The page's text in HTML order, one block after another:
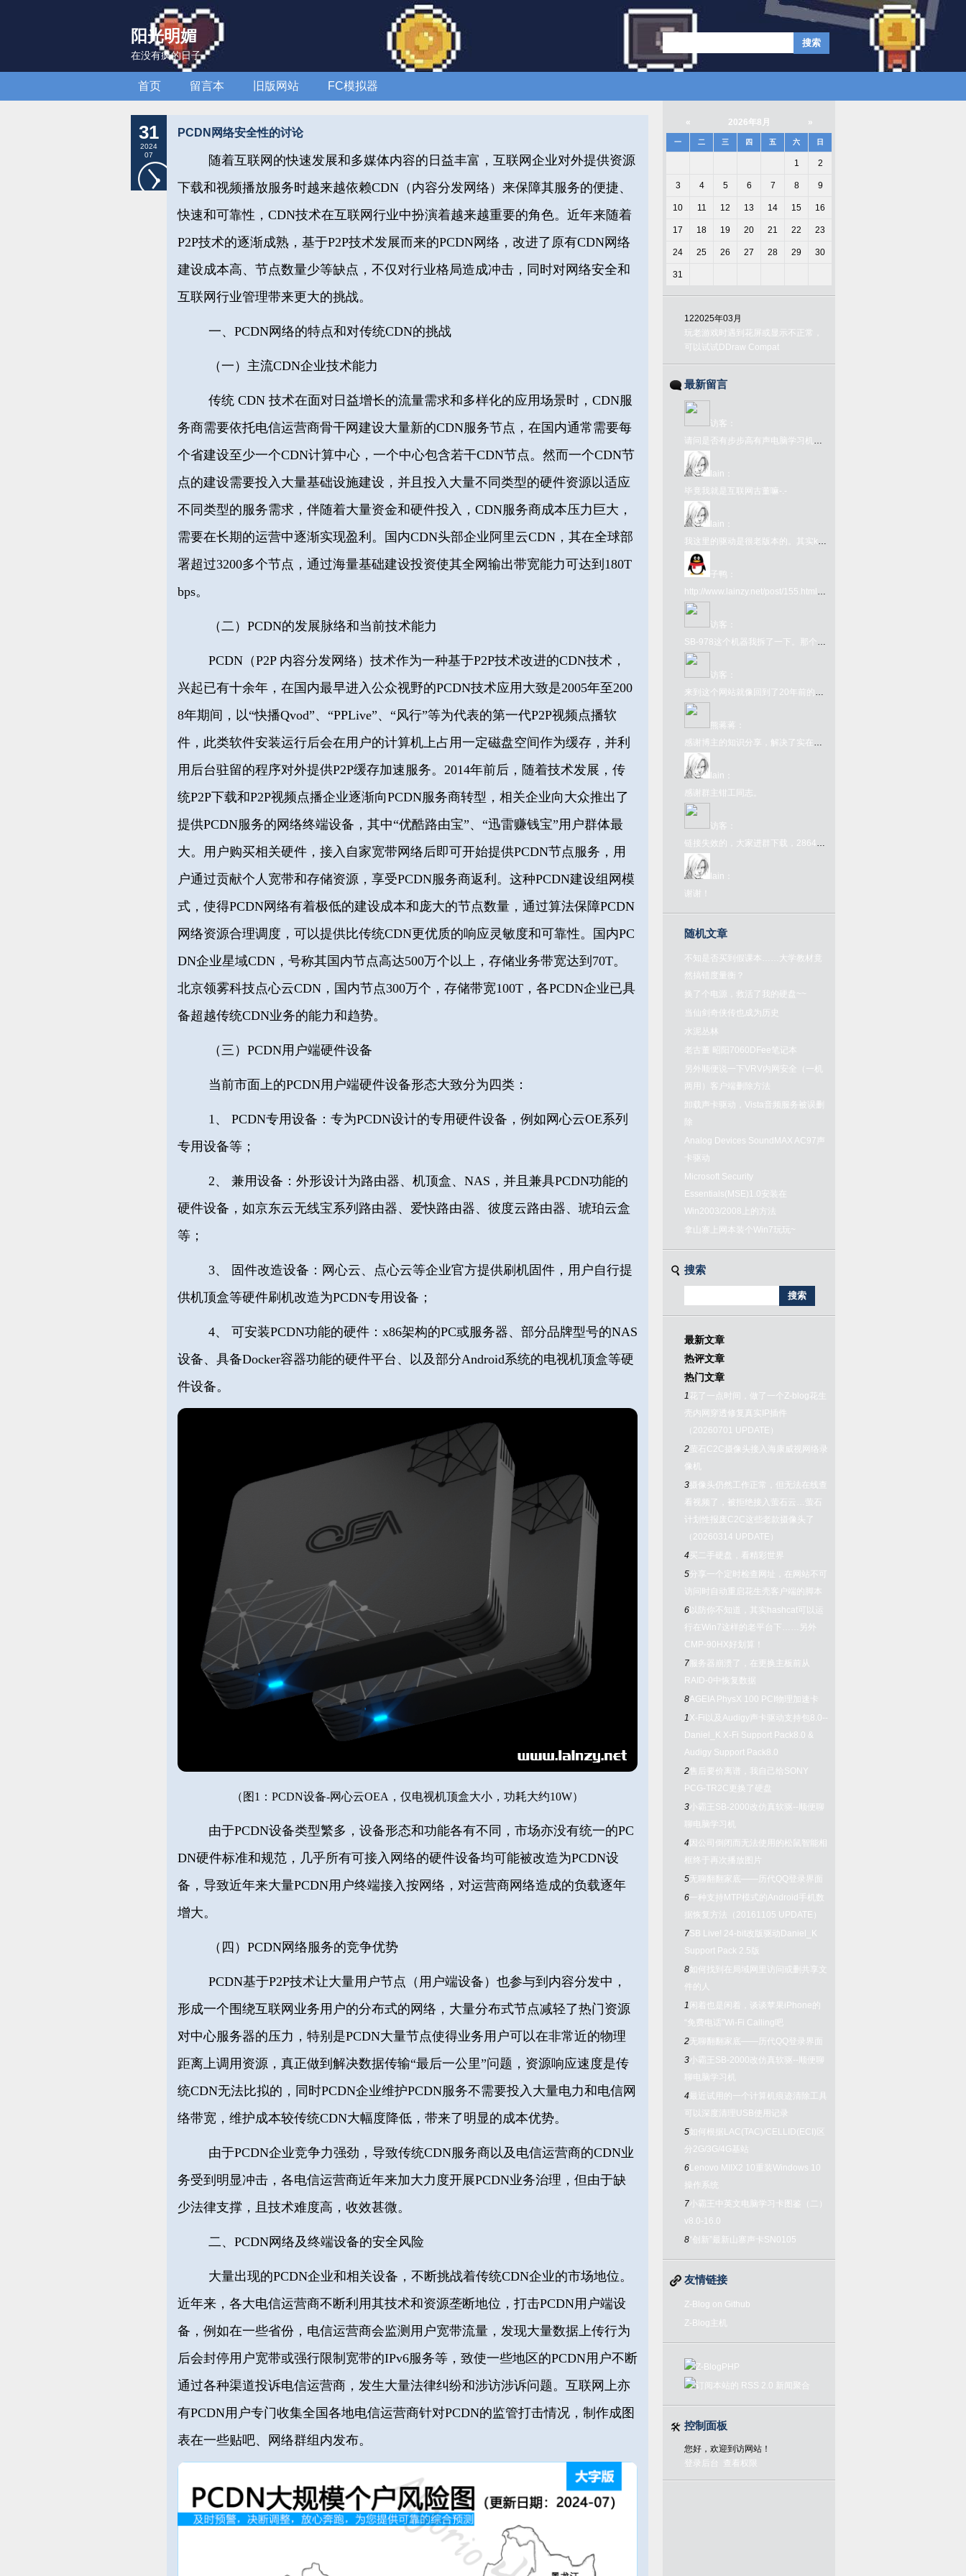
阳光明媚
在没有疯的日子
首页 留言本 旧版网站 FC模拟器
31
2024
07
PCDN网络安全性的讨论
随着互联网的快速发展和多媒体内容的日益丰富，互联网企业对外提供资源
下载和视频播放服务时越来越依赖CDN（内容分发网络）来保障其服务的便捷、
快速和可靠性，CDN技术在互联网行业中扮演着越来越重要的角色。近年来随着
P2P技术的逐渐成熟，基于P2P技术发展而来的PCDN网络，改进了原有CDN网络
建设成本高、节点数量少等缺点，不仅对行业格局造成冲击，同时对网络安全和
互联网行业管理带来更大的挑战。
一、PCDN网络的特点和对传统CDN的挑战
（一）主流CDN企业技术能力
传统 CDN 技术在面对日益增长的流量需求和多样化的应用场景时， CDN服
务商需要依托电信运营商骨干网建设大量新的CDN服务节点，在国内通常需要每
个省建设至少一个CDN计算中心，一个中心包含若干CDN节点。 然而一个CDN节
点的建设需要投入大量基础设施建设，并且投入大量不同类型的硬件资源以适应
不同类型的服务需求，伴随着大量资金和硬件投入，CDN服务商成本压力巨大，
需要在长期的运营中逐渐实现盈利。国内CDN头部企业阿里云CDN，其在全球部
署超过3200多个节点，通过海量基础建设投资使其全网输出带宽能力可达到180T
bps。
（二）PCDN的发展脉络和当前技术能力
PCDN（P2P 内容分发网络）技术作为一种基于P2P技术改进的CDN技术，
兴起已有十余年 ，在国内最早进入公众视野的PCDN技术应用大致是2005年至200
8年期间，以“快播Qvod”、“PPLive”、“风行”等为代表的第一代P2P视频点播软
件，此类软件安装运行后会在用户的计算机上占用一定磁盘空间作为缓存，并利
用后台驻留的程序对外提供P2P缓存加速服务。2014年前后，随着技术发展，传
统P2P下载和P2P视频点播企业逐渐向PCDN服务商转型，相关企业向大众推出了
提供PCDN服务的 网络终端设备，其中“优酷路由宝”、“迅雷赚钱宝”用户群体最
大。 用户购买相关硬件，接入自家宽带网络后即可开始提供PCDN节点服务， 用
户通过贡献个人宽带和存储资源，享受PCDN服务商返利。 这种PCDN建设组网模
式，使得PCDN网络有着极低的建设成本和庞大的节点数量，通过算法保障PCDN
网络资源合理调度，可以提供比传统CDN更优质的响应灵敏度和可靠性。
国内PC
DN企业星域CDN， 号称其国内节点高达500万个以上，存储业务带宽达到70T。
北京领雾科技点心云CDN，国内节点300万个，存储带宽100T，各PCDN企业已具
备超越传统CDN业务的能力和趋势。
（三）PCDN用户端硬件设备
当前市面上的PCDN用户端硬件设备形态大致分为四类：
1、 PCDN专用设备： 专为PCDN设计的专用硬件设备，例如网心云OE系列
专用设备等；
2、 兼用设备： 外形设计为路由器、机顶盒、NAS，并且兼具PCDN功能的
硬件设备，如京东云无线宝系列路由器、爱快路由器、彼度云路由器、琥珀云盒
等；
3、 固件改造设备：网心云、点心云等企业官方提供刷机固件，用户自行提
供机顶盒等硬件刷机改造为PCDN专用设备；
4、 可安装PCDN功能的硬件：x86架构的PC或服务器、部分品牌型号的NAS
设备、具备Docker容器功能的硬件平台、以及部分Android系统的电视机顶盒等硬
件设备。
（ 图1：PCDN设备-网心云OEA，仅电视机顶盒大小，功耗大约10W）
由于PCDN设备类型繁多，设备形态和功能各有不同，市场亦没有统一的PC
DN硬件标准和规范，几乎所有可接入网络的硬件设备均可能被改造为PCDN设
备，导致近年来大量PCDN用户终端接入按网络，对运营商网络造成的负载逐年
增大。
（四）PCDN网络服务的竞争优势
PCDN基于P2P技术让大量用户节点（用户端设备）也参与到内容分发中，
形成一个围绕互联网业务用户的分布式的网络，大量分布式节点减轻了热门资源
对中心服务器的压力，特别是PCDN大量节点使得业务用户可以在非常近的物理
距离上调用资源，真正做到解决数据传输“最后一公里”问题，资源响应速度是传
统CDN无法比拟的，同时PCDN企业维护PCDN服务不需要投入大量电力和电信网
络带宽，维护成本较传统CDN大幅度降低，带来了明显的成本优势。
由于PCDN企业竞争力强劲，导致传统CDN服务商以及电信运营商的CDN业
务受到明显冲击，各电信运营商近年来加大力度开展PCDN业务治理，但由于缺
少法律支撑，且技术难度高，收效甚微。
二、PCDN网络及终端设备的安全风险
大量出现的PCDN企业和相关设备，不断挑战着传统CDN企业的市场地位。
近年来，各大电信运营商不断利用其技术和资源垄断地位，打击PCDN用户端设
备，例如在一些省份，电信运营商会监测用户宽带流量，发现大量数据上传行为
后会封停用户宽带或强行限制宽带的IPv6服务等，致使一些地区的PCDN用户不断
通过各种渠道投诉电信运营商，发生大量法律纠纷和涉访涉诉问题。互联网上亦
有PCDN用户专门收集全国各地电信运营商针对PCDN的监管打击情况，制作成图
表在一些贴吧、网络群组内发布。
« 2026年8月 »
一 二 三 四 五 六 日
1 2
3 4 5 6 7 8 9
10 11 12 13 14 15 16
17 18 19 20 21 22 23
24 25 26 27 28 29 30
31
122025年03月
玩老游戏时遇到花屏或显示不正常，
可以试试DDraw Compat
最新留言
访客
请问是否有步步高有声电脑学习机语音1号或2号的ROM文件？
lain
毕竟我就是互联网古董嘛-.-
lain
我这里的驱动是很老版本的。其实kx驱动网上很好下载啊。在github上有kx驱动的下载链接：https://github.com/kxproject/kX-Audio-driver-binaries
子鸭
http://www.lainzy.net/post/155.html您好 这个百度网盘链接里面的文件是否还能下载 很难找
访客
SB-978这个机器我拆了一下。那个FC转接卡内部其实是一个牛屎版的UM6561，所以那个转接卡本身就是个FC了，插到978上只为了取电和接入手柄键盘吧就。978本体是另一颗牛屎，看不出任何型号。很奇葩的一个主机型号了。
访客
来到这个网站就像回到了20年前的互联网一样，太酷了
熊蒋蒋
感谢博主的知识分享，解决了实在的问题
lain
感谢群主钳工同志。
访客
链接失效的，大家进群下载，286445907，欢迎大家来喝茶
lain
谢谢！
随机文章
不知是否买到假课本……大学教材竟
然搞错度量衡？
换了个电源，救活了我的硬盘~~
当仙剑奇侠传也成为历史
水泥丛林
老古董 昭阳7060DFee笔记本
另外顺便说一下VRV内网安全（一机
两用）客户端删除方法
卸载声卡驱动，Vista音频服务被误删
除
Analog Devices SoundMAX AC97声
卡驱动
Microsoft Security
Essentials(MSE)1.0安装在
Win2003/2008上的方法
拿山寨上网本装个Win7玩玩~
搜索
最新文章
热评文章
热门文章
1 花了一点时间，做了一个Z-blog花生
壳内网穿透修复真实IP插件
（20260701 UPDATE）
2 萤石C2C摄像头接入海康威视网络录
像机
3 摄像头仍然工作正常，但无法在线查
看视频了，被拒绝接入萤石云…萤石
计划性报废C2C这些老款摄像头了
（20260314 UPDATE）
4买二手硬盘，看精彩世界
5分享一个定时检查网址，在网站不可
访问时自动重启花生壳客户端的脚本
6 以防你不知道，其实hashcat可以运
行在Win7这样的老平台下……另外
CMP-90HX好划算！
7 服务器崩溃了，在更换主板前从
RAID-0中恢复数据
8AGEIA PhysX 100 PCI物理加速卡
1X-Fi以及Audigy声卡驱动支持包8.0--
Daniel_K X-Fi Support Pack8.0 &
Audigy Support Pack8.0
2售后要价离谱，我自己给SONY
PCG-TR2C更换了硬盘
3小霸王SB-2000改仿真软驱--顺便聊
聊电脑学习机
4 因公司倒闭而无法使用的松鼠智能相
框终于再次播放图片
5无聊翻翻家底——历代QQ登录界面
6一种支持MTP模式的Android手机数
据恢复方法（20161105 UPDATE）
7SB Live! 24-bit改版驱动Daniel_K
Support Pack 2.5版
8如何找到在局域网里访问或删共享文
件的人
1 闲着也是闲着，谈谈苹果iPhone的
“免费电话”Wi-Fi Calling吧
2无聊翻翻家底——历代QQ登录界面
3小霸王SB-2000改仿真软驱--顺便聊
聊电脑学习机
4 最近试用的一个计算机痕迹清除工具
可以深度清理USB使用记录
5如何根据LAC(TAC)/CELLID(ECI)区
分2G/3G/4G基站
6Lenovo MIIX2 10重装Windows 10
操作系统
7小霸王中英文电脑学习卡图鉴（二）
v8.0-16.0
8 “创新”最新山寨声卡SN0105
友情链接
Z-Blog on Github
Z-Blog主机
控制面板
您好，欢迎到访网站！
登录后台
查看权限